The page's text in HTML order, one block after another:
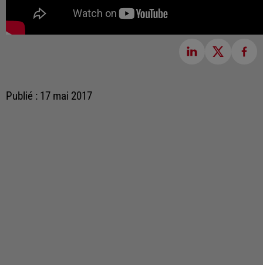
Publié : 17 mai 2017